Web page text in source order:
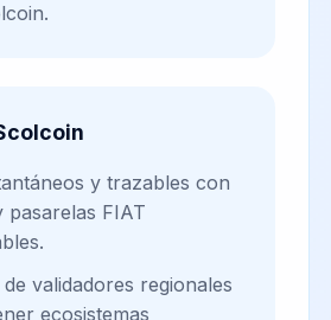
y trazables con
pasarelas FIAT
validadores regionales
ecosistemas